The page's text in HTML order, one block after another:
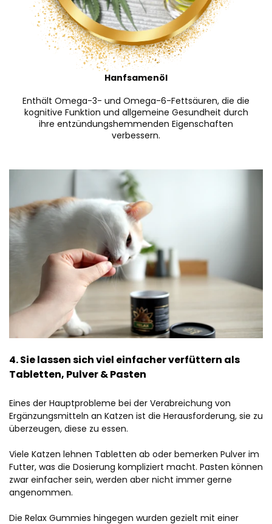
Hanfsamenöl
Enthält Omega-3- und Omega-6-Fettsäuren, die die
kognitive Funktion und allgemeine Gesundheit durch
ihre entzündungshemmenden Eigenschaften
verbessern.
4. Sie lassen sich viel einfacher verfüttern als
Tabletten, Pulver & Pasten
Eines der Hauptprobleme bei der Verabreichung von
Ergänzungsmitteln an Katzen ist die Herausforderung, sie zu
überzeugen, diese zu essen.
Viele Katzen lehnen Tabletten ab oder bemerken Pulver im
Futter, was die Dosierung kompliziert macht. Pasten können
zwar einfacher sein, werden aber nicht immer gerne
angenommen.
Die Relax Gummies hingegen wurden gezielt mit einer